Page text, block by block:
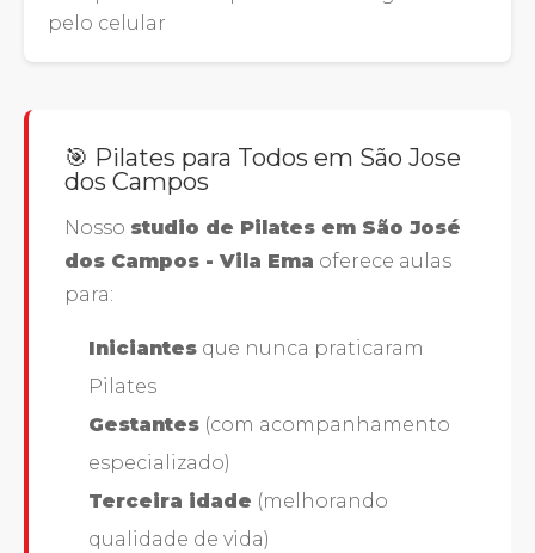
pelo celular
🎯 Pilates para Todos em São Jose
dos Campos
Nosso studio de Pilates em São José
dos Campos - Vila Ema oferece aulas
para:
Iniciantes que nunca praticaram
Pilates
Gestantes (com acompanhamento
especializado)
Terceira idade (melhorando
qualidade de vida)